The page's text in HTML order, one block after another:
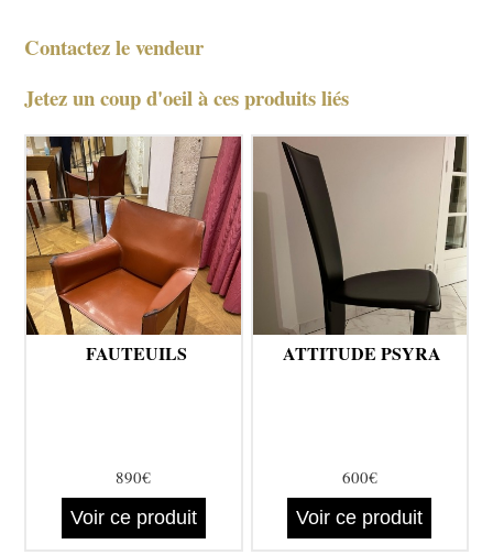
Contactez le vendeur
Jetez un coup d'oeil à ces produits liés
FAUTEUILS
890€
Voir ce produit
ATTITUDE PSYRA
600€
Voir ce produit